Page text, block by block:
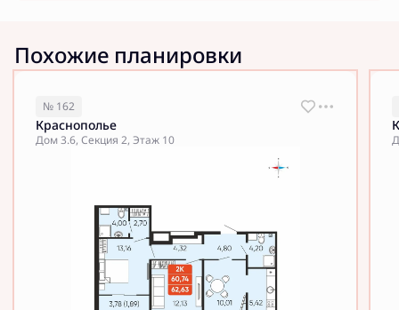
Похожие планировки
№ 162
Краснополье
Дом 3.6, Секция 2, Этаж 10